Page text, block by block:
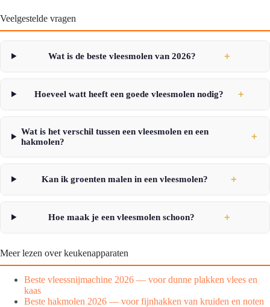
Veelgestelde vragen
Wat is de beste vleesmolen van 2026? ＋
Hoeveel watt heeft een goede vleesmolen nodig? ＋
Wat is het verschil tussen een vleesmolen en een
hakmolen?
＋
Kan ik groenten malen in een vleesmolen? ＋
Hoe maak je een vleesmolen schoon? ＋
Meer lezen over keukenapparaten
Beste vleessnijmachine 2026 — voor dunne plakken vlees en
kaas
Beste hakmolen 2026 — voor fijnhakken van kruiden en noten